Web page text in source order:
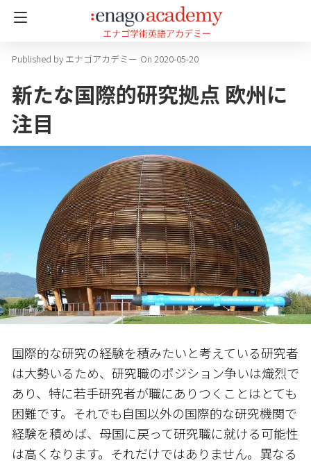
エナゴアカデミー On 2020-05-20
新たな国際的研究拠点 欧州に
注目
国際的な研究の経験を積みたいと考えている研究者
は大勢いるため、研究職のポジション争いは熾烈で
あり、特に若手研究者が職にありつくことはとても
困難です。それでも自国以外の国際的な研究機関で
経験を積めば、母国に戻って研究職に就ける可能性
は高くなります。それだけではありません。異なる